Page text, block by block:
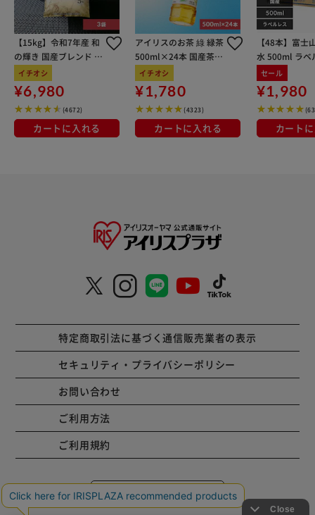
【15kg】令和7年産 和
の輝き 国産ブレンド 5
kg×3袋
イチオシ
¥6,980
(4672)
カートに入れる
アイリスのお茶 綠 緑茶
500ml×24本 国産茶葉
100％使用
イチオシ
¥1,780
(4323)
カートに入れる
【48本】富士
水 500ml ラベ
セール
¥1,980
カート
特定商取引法に基づく通信販売業者の表示
セキュリティ・プライバシーポリシー
お問い合わせ
ご利用方法
ご利用規約
コーポレートサイト